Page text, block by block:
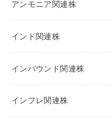
アンモニア関連株
インド関連株
インバウンド関連株
インフレ関連株